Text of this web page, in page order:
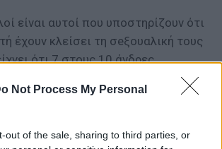
Not Process My Personal
out of the sale, sharing to third parties, or
είναι αυτοί που υποστηρίζουν ότι
έχουν κλείσει τη σeξουαλική τους
ότι 7 στους 10 άνδρες
όριο ζωής να ανεβαίνει
την ηλικία.